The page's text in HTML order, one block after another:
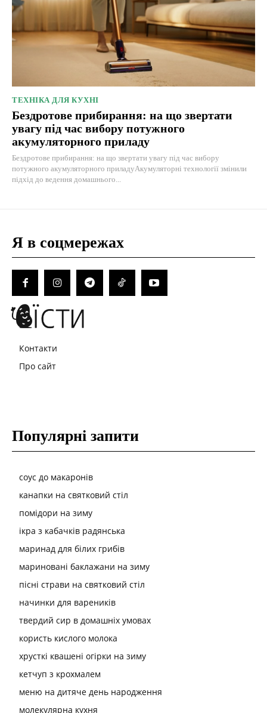
ТЕХНІКА ДЛЯ КУХНІ
Бездротове прибирання: на що звертати
увагу під час вибору потужного
акумуляторного приладу
Бездротове прибирання: на що звертати увагу під час вибору
потужного акумуляторного приладуАкумуляторні технології змінили
підхід до ведення домашнього...
Я в соцмережах
Контакти
Про сайт
Популярні запити
соус до макаронів
канапки на святковий стіл
помідори на зиму
ікра з кабачків радянська
маринад для білих грибів
мариновані баклажани на зиму
пісні страви на святковий стіл
начинки для вареників
твердий сир в домашніх умовах
користь кислого молока
хрусткі квашені огірки на зиму
кетчуп з крохмалем
меню на дитяче день народження
молекулярна кухня